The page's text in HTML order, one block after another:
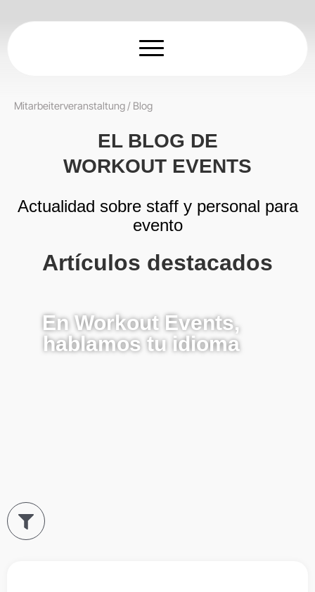
Inhalt
springen
Mitarbeiterveranstaltung/ Blog
EL BLOG DE
WORKOUT EVENTS
Actualidad sobre staff y personal para
evento
Artículos destacados
En Workout Events,
hablamos tu idioma